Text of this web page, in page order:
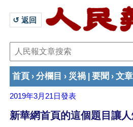
↺ 返回
首頁 › 分欄目 › 災禍 要聞 › 文章
2019年3月21日發表
新華網首頁的這個題目讓